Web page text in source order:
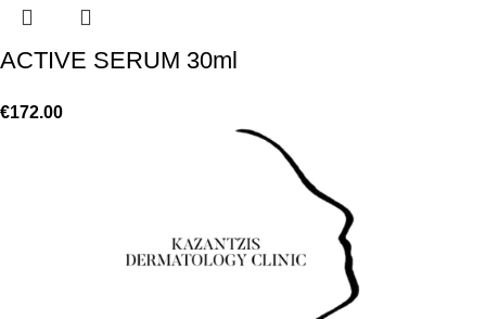
ACTIVE SERUM 30ml
€172.00